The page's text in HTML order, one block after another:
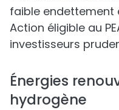
faible endettement
Action éligible au
investisseurs
Énergies
hydrogène